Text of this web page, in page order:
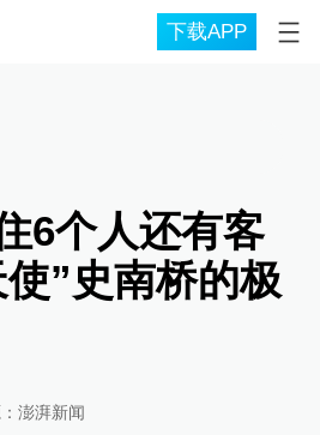
下载APP
6个人还有客
”史南桥的极
澎湃新闻